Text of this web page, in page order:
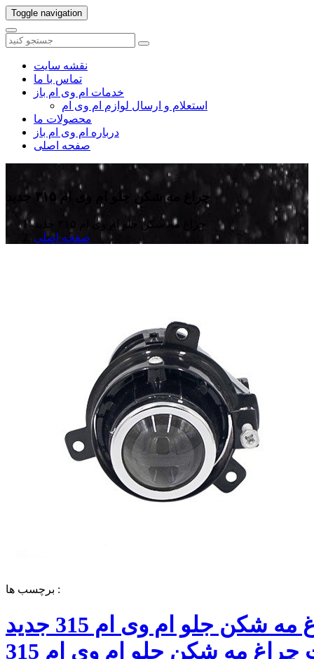
Toggle navigation
نقشه سایت
تماس با ما
خدمات ام وی ام باز
استعلام و ارسال لوازم ام وی ام
محصولات ما
درباره ام وی ام باز
صفحه اصلی
چراغ مه شکن جلو ام وی ام ۳۱۵ جدید
چراغ مه شکن جلو ام وی ام ۳۱۵ جدید
صفحه اصلی
برچسب ها :
چراغ مه شکن جلو ام وی ام 315 جدید
قیمت چراغ مه شکن جلو ام وی ام 315